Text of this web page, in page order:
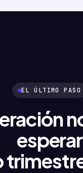
EL ÚLTIMO PASO
esperar